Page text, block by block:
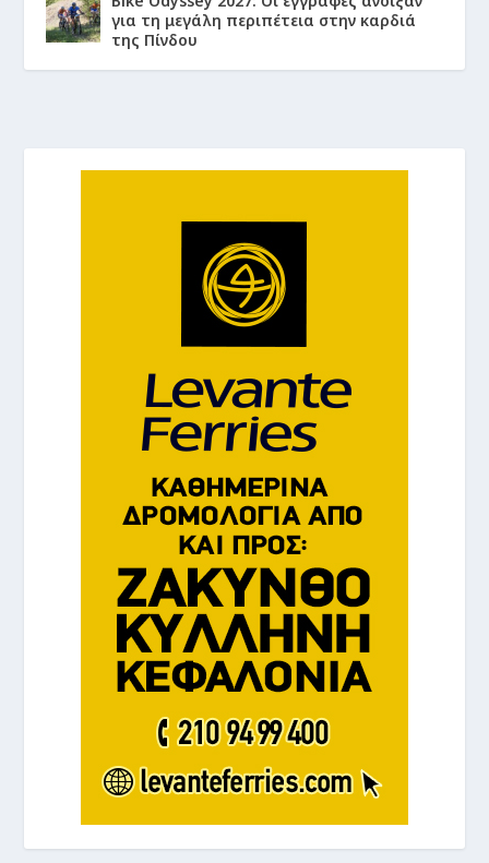
για τη μεγάλη περιπέτεια στην καρδιά
της Πίνδου